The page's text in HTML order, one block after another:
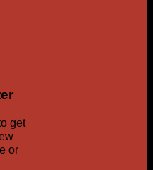
get
or